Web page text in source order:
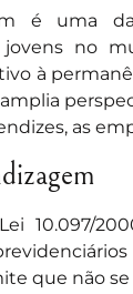
é uma
jovens no
à
as
10.097/
que não se